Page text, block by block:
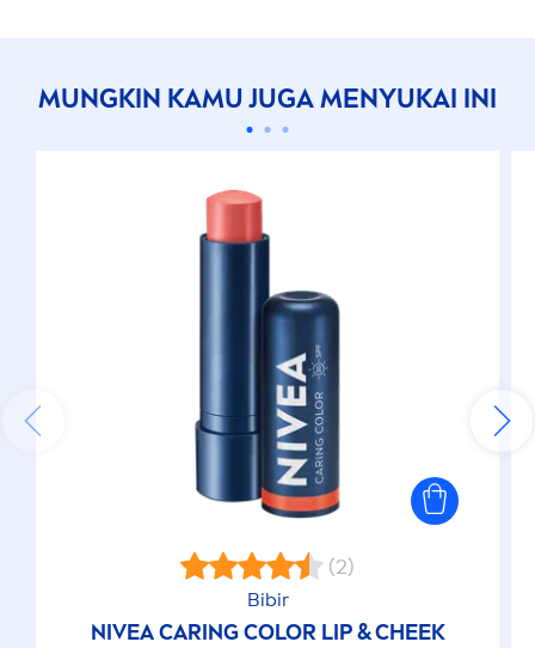
MUNGKIN KAMU JUGAMENYUKAI INI
(2)
Bibir
NIVEACARINGCOLOR LIP& CHEEK